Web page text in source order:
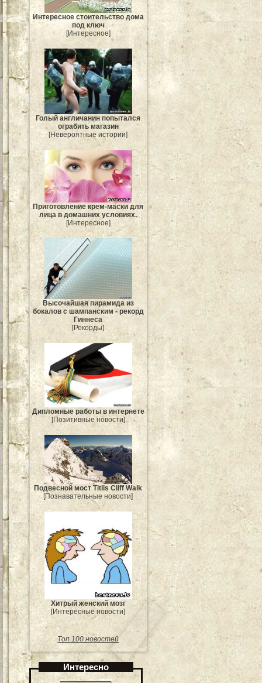
Интересное стоительство дома
под ключ
[Интересное]
Голый англичанин попытался
ограбить магазин
[Невероятные истории]
Приготовление крем-маски для
лица в домашних условиях.
[Интересное]
Высочайшая пирамида из
бокалов с шампанским - рекорд
Гиннеса
[Рекорды]
Дипломные работы в интернете
[Позитивные новости]
Подвесной мост Titlis Cliff Walk
[Познавательные новости]
Хитрый женский мозг
[Интересные новости]
Топ 100 новостей
Интересно